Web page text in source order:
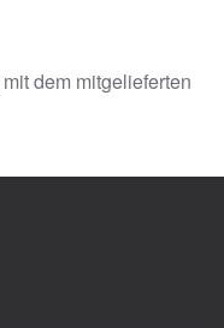
dem mitgelieferten